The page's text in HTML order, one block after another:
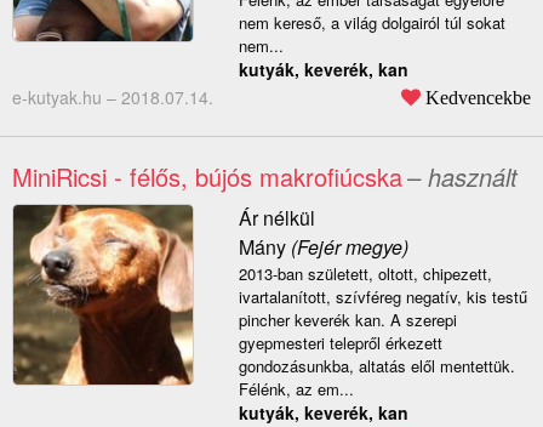
nem kereső, a világ dolgairól túl sokat
nem...
kutyák, keverék, kan
e-kutyak.hu – 2018.07.14. Kedvencekbe
MiniRicsi - félős, bújós makrofiúcska– használt
Ár nélkül
Mány(Fejér megye)
2013-ban született, oltott, chipezett,
ivartalanított, szívféreg negatív, kis testű
pincher keverék kan. A szerepi
gyepmesteri telepről érkezett
gondozásunkba, altatás elől mentettük.
Félénk, az em...
kutyák, keverék, kan